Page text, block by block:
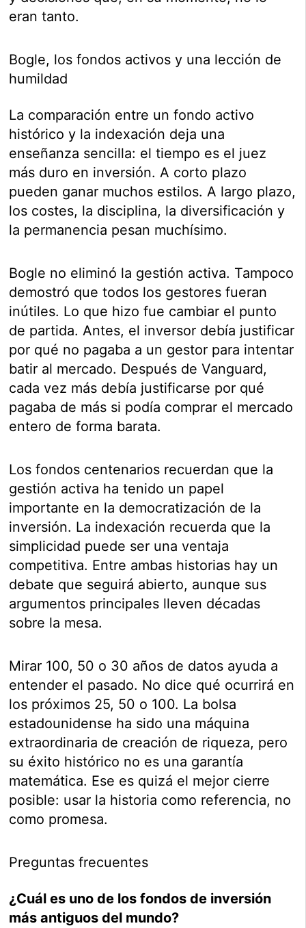
eran tanto.
Bogle, los fondos activos y una lección de
humildad
La comparación entre un fondo activo
histórico y la indexación deja una
enseñanza sencilla: el tiempo es el juez
más duro en inversión. A corto plazo
pueden ganar muchos estilos. A largo plazo,
los costes, la disciplina, la diversificación y
la permanencia pesan muchísimo.
Bogle no eliminó la gestión activa. Tampoco
demostró que todos los gestores fueran
inútiles. Lo que hizo fue cambiar el punto
de partida. Antes, el inversor debía justificar
por qué no pagaba a un gestor para intentar
batir al mercado. Después de Vanguard,
cada vez más debía justificarse por qué
pagaba de más si podía comprar el mercado
entero de forma barata.
Los fondos centenarios recuerdan que la
gestión activa ha tenido un papel
importante en la democratización de la
inversión. La indexación recuerda que la
simplicidad puede ser una ventaja
competitiva. Entre ambas historias hay un
debate que seguirá abierto, aunque sus
argumentos principales lleven décadas
sobre la mesa.
Mirar 100, 50 o 30 años de datos ayuda a
entender el pasado. No dice qué ocurrirá en
los próximos 25, 50 o 100. La bolsa
estadounidense ha sido una máquina
extraordinaria de creación de riqueza, pero
su éxito histórico no es una garantía
matemática. Ese es quizá el mejor cierre
posible: usar la historia como referencia, no
como promesa.
Preguntas frecuentes
¿Cuál es uno de los fondos de inversión
más antiguos del mundo?